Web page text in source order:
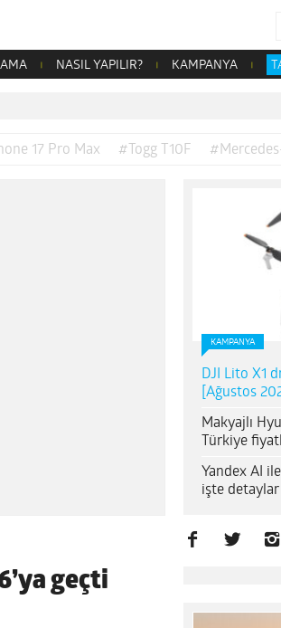
NASIL YAPILIR? KAMPANYA
17 Pro Max #Togg T10F
geçti
KAMPANYA
DJI Lito X1
[Ağustos
Makyajlı
Türkiye
Yandex AI
işte detaylar